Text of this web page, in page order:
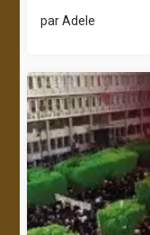
parAdele